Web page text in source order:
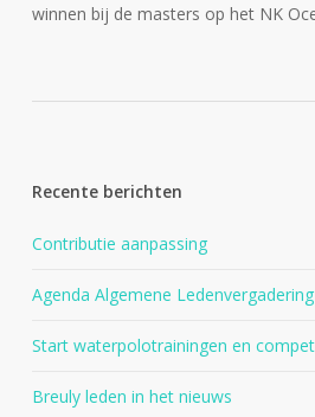
winnen bij de masters op het NK
Recente berichten
Contributie aanpassing
Agenda Algemene Ledenvergadering
Start waterpolotrainingen en
Breuly leden in het nieuws